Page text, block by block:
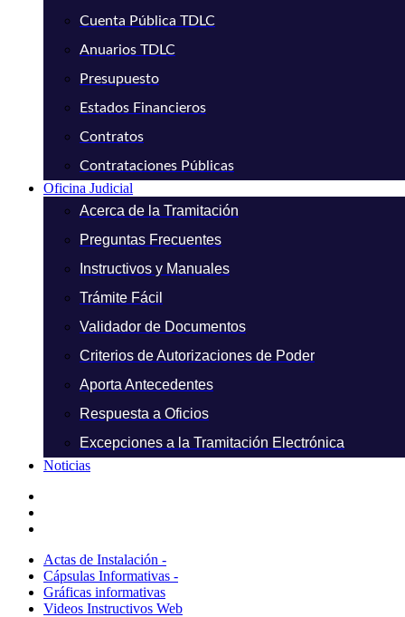
Cuenta Pública TDLC
Anuarios TDLC
Presupuesto
Estados Financieros
Contratos
Contrataciones Públicas
Oficina Judicial
Acerca de la Tramitación
Preguntas Frecuentes
Instructivos y Manuales
Trámite Fácil
Validador de Documentos
Criterios de Autorizaciones de Poder
Aporta Antecedentes
Respuesta a Oficios
Excepciones a la Tramitación Electrónica
Noticias
Actas de Instalación -
Cápsulas Informativas -
Gráficas informativas
Videos Instructivos Web